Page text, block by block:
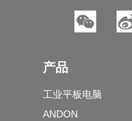
产品
工业平板电脑
ANDON